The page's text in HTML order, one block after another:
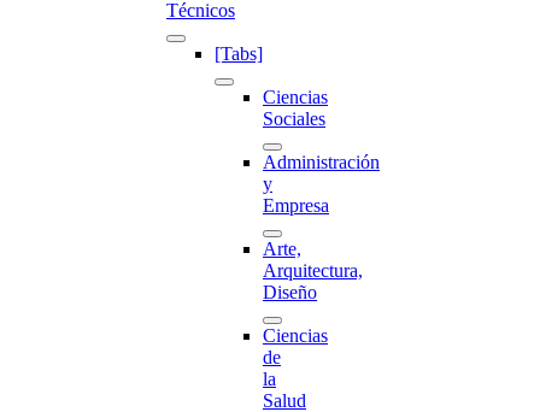
Técnicos
[Tabs]
Ciencias
Sociales
Administración
y
Empresa
Arte,
Arquitectura,
Diseño
Ciencias
de
la
Salud